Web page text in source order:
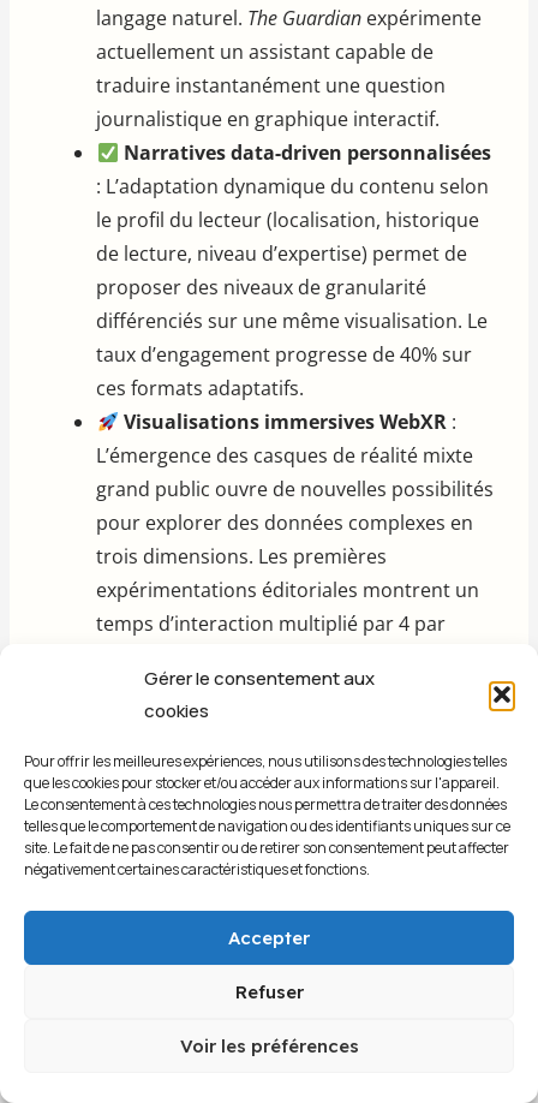
Gérer le consentement aux
cookies
Pour offrir les meilleures expériences, nous utilisons des technologies telles
que les cookies pour stocker et/ou accéder aux informations sur l'appareil.
Le consentement à ces technologies nous permettra de traiter des données
telles que le comportement de navigation ou des identifiants uniques sur ce
site. Le fait de ne pas consentir ou de retirer son consentement peut affecter
négativement certaines caractéristiques et fonctions.
Accepter
Refuser
Voir les préférences
langage naturel. The Guardian expérimente
actuellement un assistant capable de
traduire instantanément une question
journalistique en graphique interactif.
Narratives data-driven personnalisées
: L’adaptation dynamique du contenu selon
le profil du lecteur (localisation, historique
de lecture, niveau d’expertise) permet de
proposer des niveaux de granularité
différenciés sur une même visualisation. Le
taux d’engagement progresse de 40% sur
ces formats adaptatifs.
Visualisations immersives WebXR:
L’émergence des casques de réalité mixte
grand public ouvre de nouvelles possibilités
pour explorer des données complexes en
trois dimensions. Les premières
expérimentations éditoriales montrent un
temps d’interaction multiplié par 4 par
Accessibilité augmentée par l’audio
: La
sonification des données transforme les
graphiques en expériences auditives,
rendant l’information accessible aux
personnes malvoyantes tout en créant de
nouveaux modes de compréhension pour
Design systems collaboratifs open-
source: Des consortiums de médias
mutualisent leurs ressources pour
composants partagés, accélérant